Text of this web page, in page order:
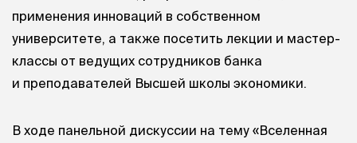
применения инноваций в собственном
университете, а также посетить лекции и мастер-
классы от ведущих сотрудников банка
и преподавателей Высшей школы экономики.
В ходе панельной дискуссии на тему «Вселенная